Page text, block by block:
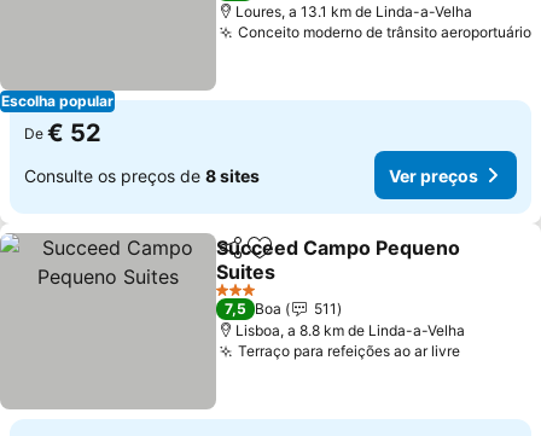
Escolha popular
Loures, a 13.1 km de Linda-a-Velha
Conceito moderno de trânsito aeroportuário
De € 52
Consulte os preços de 8 sites Ver preços
PartilharAdicionar aos favoritos
Succeed Campo Pequeno
Suites
3 Estrelas
7,5 Boa
511
Lisboa, a 8.8 km de Linda-a-Velha
Terraço para refeições ao ar livre